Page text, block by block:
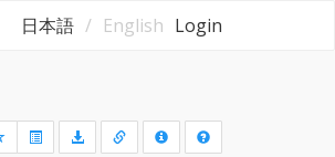
日本語 English Login